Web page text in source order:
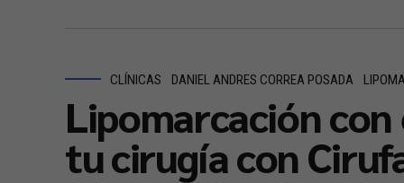
CLÍNICAS DANIEL ANDRES CORREA POSADA
Lipomarcación
tu cirugía con